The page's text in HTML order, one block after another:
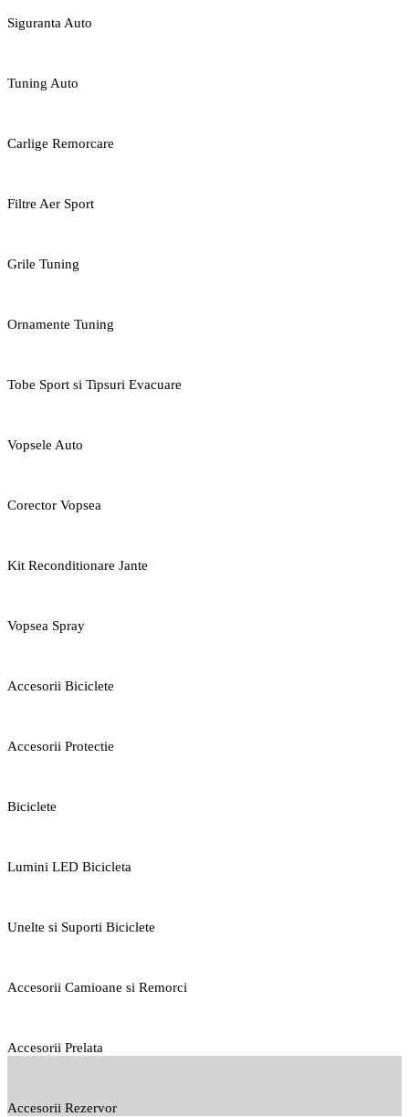
Siguranta Auto
Tuning Auto
Carlige Remorcare
Filtre Aer Sport
Grile Tuning
Ornamente Tuning
Tobe Sport si Tipsuri Evacuare
Vopsele Auto
Corector Vopsea
Kit Reconditionare Jante
Vopsea Spray
Accesorii Biciclete
Accesorii Protectie
Biciclete
Lumini LED Bicicleta
Unelte si Suporti Biciclete
Accesorii Camioane si Remorci
Accesorii Prelata
Accesorii Rezervor